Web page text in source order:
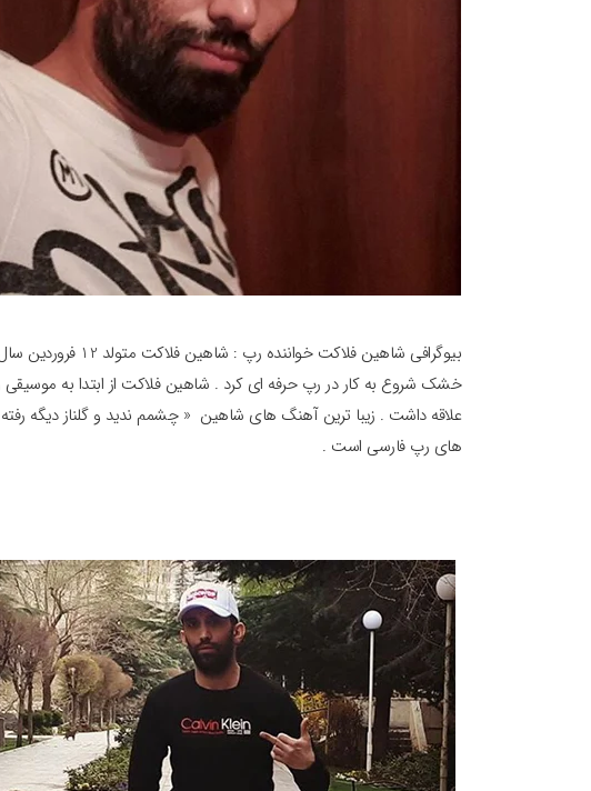
خشک شروع به کار در رپ حرفه ای کرد . شاهین فلاکت از ابتدا به
علاقه داشت . زیبا ترین آهنگ های شاهین « چشمم ندید و گلناز دیگه
های رپ فارسی است .